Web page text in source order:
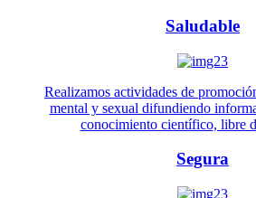
Saludable
Realizamos actividades de
mental y sexual difundiendo
conocimiento científico, libre
Segura